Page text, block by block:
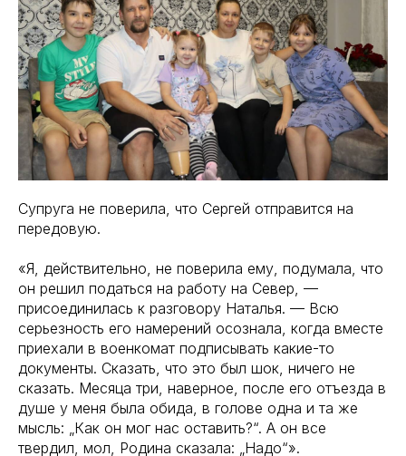
Супруга не поверила, что Сергей отправится на
передовую.
«Я, действительно, не поверила ему, подумала, что
он решил податься на работу на Север, —
присоединилась к разговору Наталья. — Всю
серьезность его намерений осознала, когда вместе
приехали в военкомат подписывать какие-то
документы. Сказать, что это был шок, ничего не
сказать. Месяца три, наверное, после его отъезда в
душе у меня была обида, в голове одна и та же
мысль: „Как он мог нас оставить?“. А он все
твердил, мол, Родина сказала: „Надо“».